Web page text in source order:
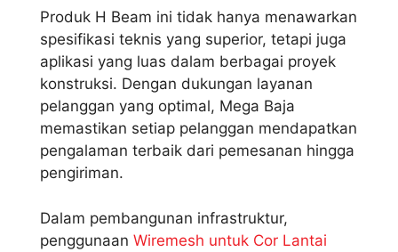
Produk H Beam ini tidak hanya menawarkan
spesifikasi teknis yang superior, tetapi juga
aplikasi yang luas dalam berbagai proyek
konstruksi. Dengan dukungan layanan
pelanggan yang optimal, Mega Baja
memastikan setiap pelanggan mendapatkan
pengalaman terbaik dari pemesanan hingga
pengiriman.
Dalam pembangunan infrastruktur,
penggunaan Wiremesh untuk Cor Lantai